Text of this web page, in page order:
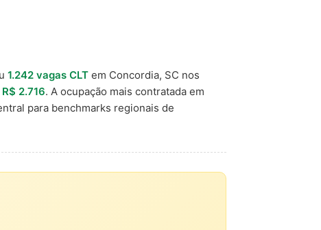
1.242 vagas CLT em Concordia, SC nos
R$ 2.716. A ocupação mais contratada em
para benchmarks regionais de